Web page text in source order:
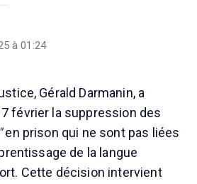
à 01:24
Gérald Darmanin, a
février la suppression des
en prison qui ne sont pas liées
de la langue
Cette décision intervient